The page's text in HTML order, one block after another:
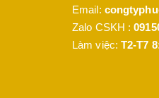
3. Ứng Dụng
Dòngsơn sắt mạ
Sơn khung
Email:
Zalo CSKH :
Làm việc: T2-T7